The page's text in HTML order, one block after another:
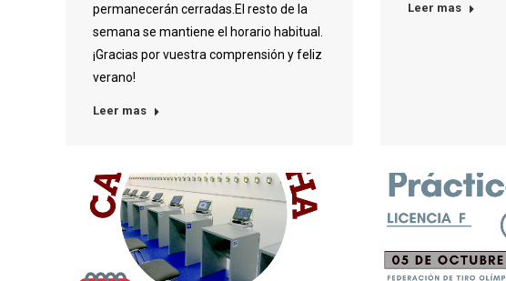
permanecerán cerradas.El resto de la
semana se mantiene el horario habitual.
¡Gracias por vuestra comprensión y feliz
verano!
Leer mas
Leer mas